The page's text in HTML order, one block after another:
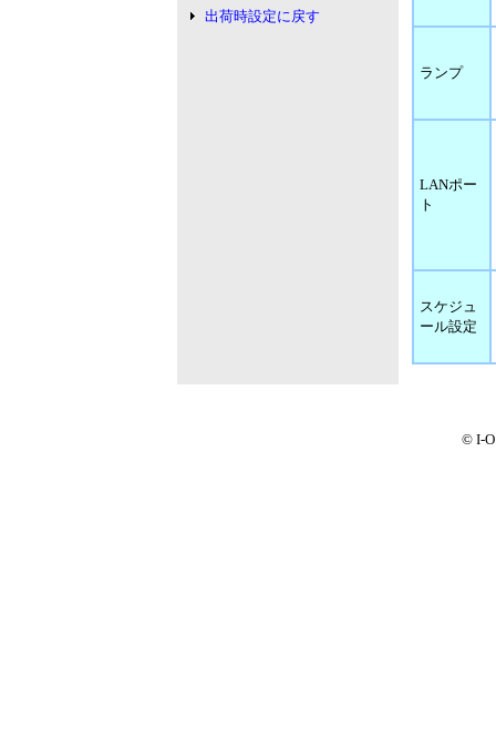
出荷時設定に戻す
ランプ
LANポー
ト
スケジュ
ール設定
© I-O